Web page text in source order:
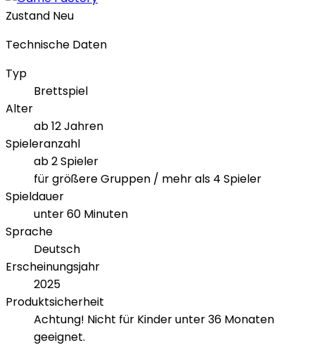
Zustand Neu
Technische Daten
Typ
Brettspiel
Alter
ab 12 Jahren
Spieleranzahl
ab 2 Spieler
für größere Gruppen / mehr als 4 Spieler
Spieldauer
unter 60 Minuten
Sprache
Deutsch
Erscheinungsjahr
2025
Produktsicherheit
Achtung! Nicht für Kinder unter 36 Monaten
geeignet.